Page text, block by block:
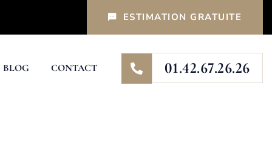
ESTIMATION GRATUITE
BLOG CONTACT 01.42.67.26.26